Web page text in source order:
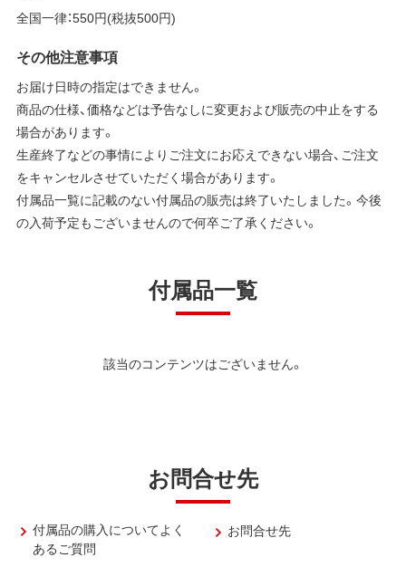
全国一律：550円(税抜500円)
その他注意事項
お届け日時の指定はできません。
商品の仕様、価格などは予告なしに変更および販売の中止をする
場合があります。
生産終了などの事情によりご注文にお応えできない場合、ご注文
をキャンセルさせていただく場合があります。
付属品一覧に記載のない付属品の販売は終了いたしました。今後
の入荷予定もございませんので何卒ご了承ください。
付属品一覧
該当のコンテンツはございません。
お問合せ先
付属品の購入についてよく
あるご質問
お問合せ先